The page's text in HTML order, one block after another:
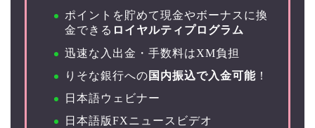
ポイントを貯めて現金やボーナスに換
金できる ロイヤルティプログラム
迅速な入出金・手数料はXM負担
りそな銀行への 国内振込で入金可能 ！
日本語ウェビナー
日本語版FXニュースビデオ